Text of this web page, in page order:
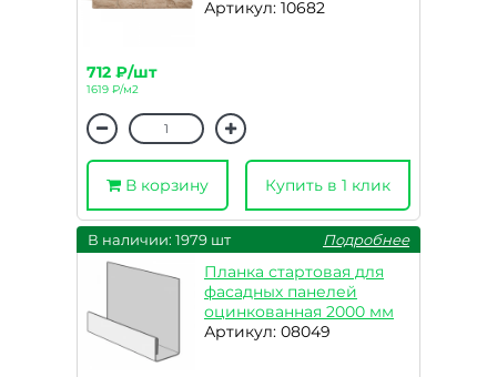
Артикул: 10682
712 ₽/шт
1619 ₽/м2
В корзину Купить в 1 клик
В наличии: 1979 шт Подробнее
Планка стартовая для
фасадных панелей
оцинкованная 2000 мм
Артикул: 08049